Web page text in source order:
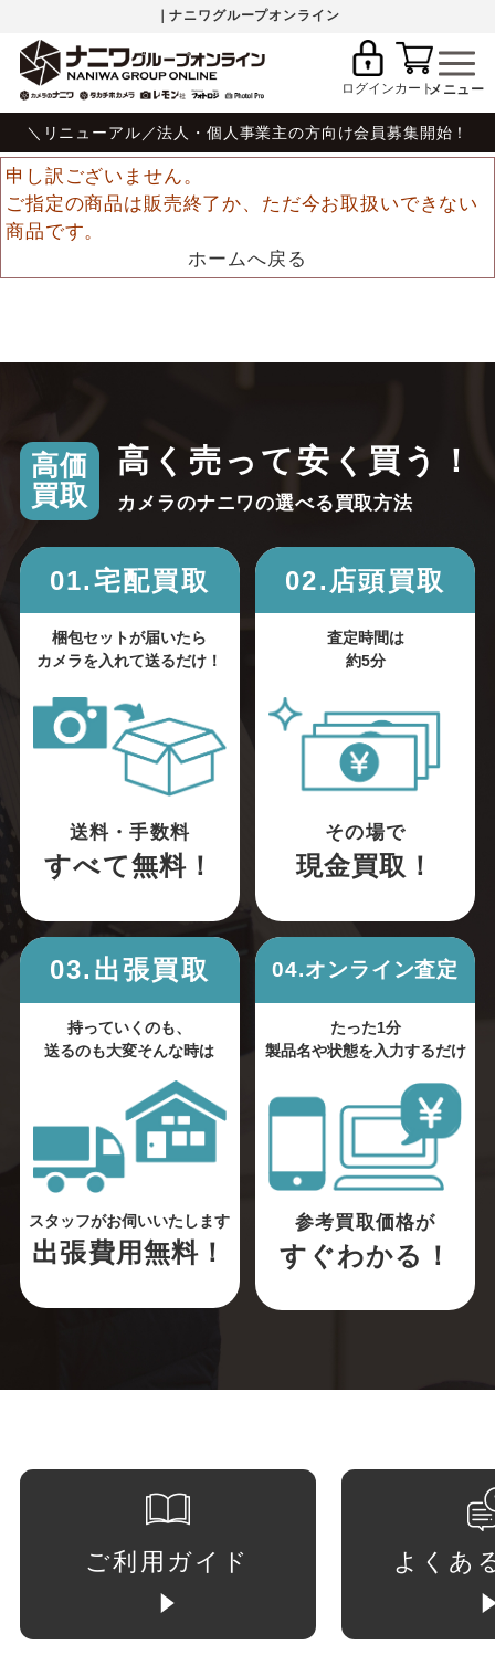
｜ナニワグループオンライン
ログインカート
＼リニューアル／法人・個人事業主の方向け会員募集開始！
申し訳ございません。
ご指定の商品は販売終了か、ただ今お取扱いできない
商品です。
ホームへ戻る
高価
買取
高く売って安く買う！
カメラのナニワの選べる買取方法
01.宅配買取
梱包セットが届いたら
カメラを入れて送るだけ！
送料・手数料
すべて無料！
02.店頭買取
査定時間は
約5分
その場で
現金買取！
03.出張買取
持っていくのも、
送るのも大変そんな時は
スタッフがお伺いいたします
出張費用無料！
04.オンライン査定
たった1分
製品名や状態を入力するだけ
参考買取価格が
すぐわかる！
ご利用ガイド よくあ